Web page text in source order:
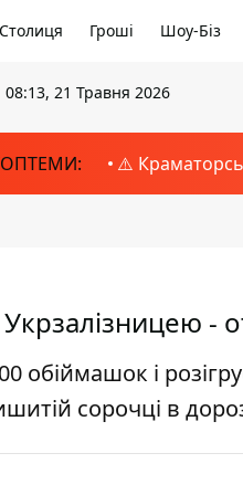
Столиця Гроші Шоу-Біз
08:13, 21 Травня 2026
⚠️
-
обіймашок і
сорочці в